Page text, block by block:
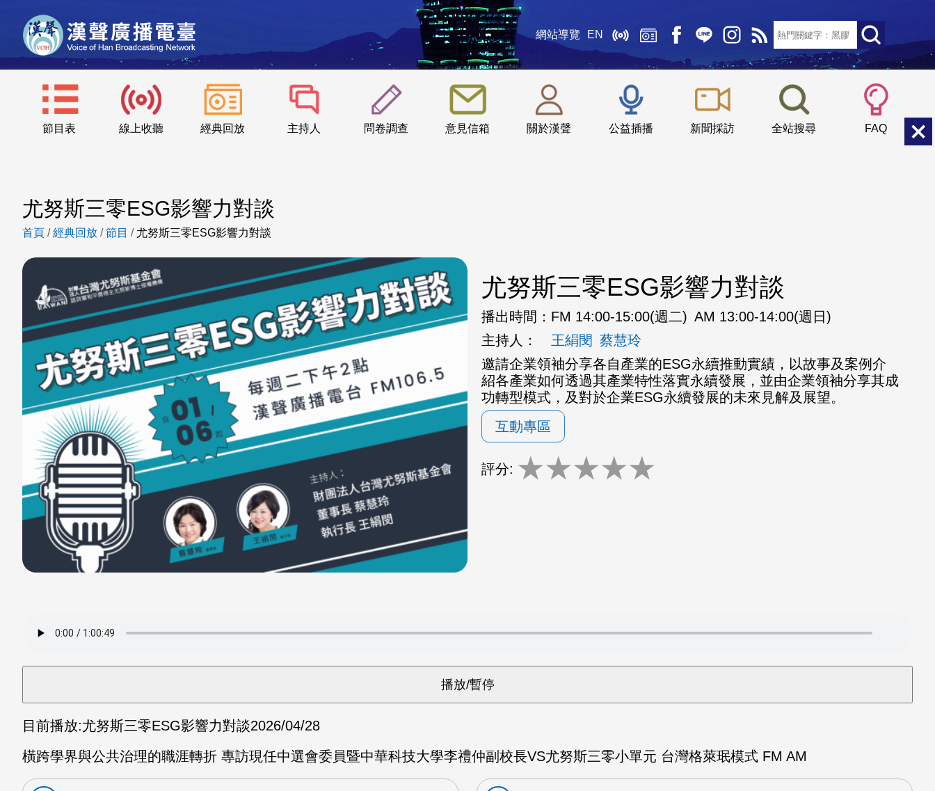
網站導覽 EN
節目表 線上收聽 經典回放 主持人 問卷調查 意見信箱 關於漢聲 公益插播 新聞採訪 全站搜尋 FAQ
::: 小 中
尤努斯三零ESG影響力對談
首頁 /經典回放 /節目 / 尤努斯三零ESG影響力對談
尤努斯三零ESG影響力對談
播出時間： FM 14:00-15:00(週二) AM 13:00-14:00(週日)
主持人：
王絹閔 蔡慧玲
邀請企業領袖分享各自產業的ESG永續推動實績，以故事及案例介
紹各產業如何透過其產業特性落實永續發展，並由企業領袖分享其成
功轉型模式，及對於企業ESG永續發展的未來見解及展望。
互動專區
評分: ★★★★★
目前播放:尤努斯三零ESG影響力對談2026/04/28
橫跨學界與公共治理的職涯轉折 專訪現任中選會委員暨中華科技大學李禮仲副校長VS尤努斯三零小單元 台灣格萊珉模式 FM AM